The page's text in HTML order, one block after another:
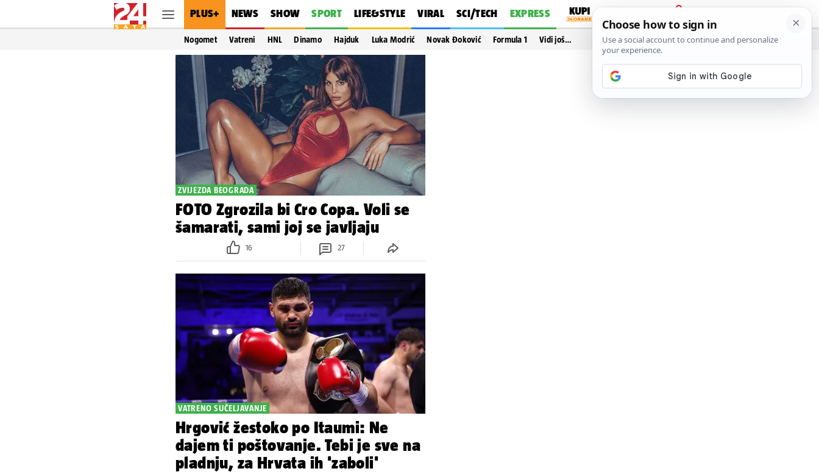
PLUS+ NEWS SHOW SPORT LIFE&STYLE VIRAL SCI/TECH EXPRESS
PRIJAVA
Nogomet Vatreni HNL Dinamo Hajduk Luka Modrić Novak Đoković Formula 1 Vidi još…
ZVIJEZDA BEOGRADA
FOTO Zgrozila bi Cro Copa. Voli se
šamarati, sami joj se javljaju
16 27
VATRENO SUČELJAVANJE
Hrgović žestoko po Itaumi: Ne
dajem ti poštovanje. Tebi je sve na
pladnju, za Hrvata ih 'zaboli'